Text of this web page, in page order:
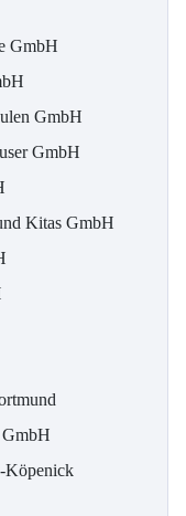
GmbH
GmbH
GmbH
Kitas GmbH
GmbH
Köpenick